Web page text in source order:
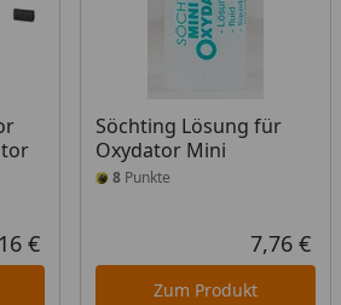
Aktueller Preis
€
Söchting Lösung für
Oxydator Mini
8Punkte
7,76 €
Zum Produkt